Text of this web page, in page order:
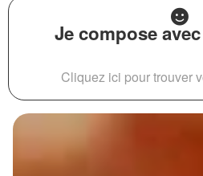
Je compose
Cliquez ici pour trouver